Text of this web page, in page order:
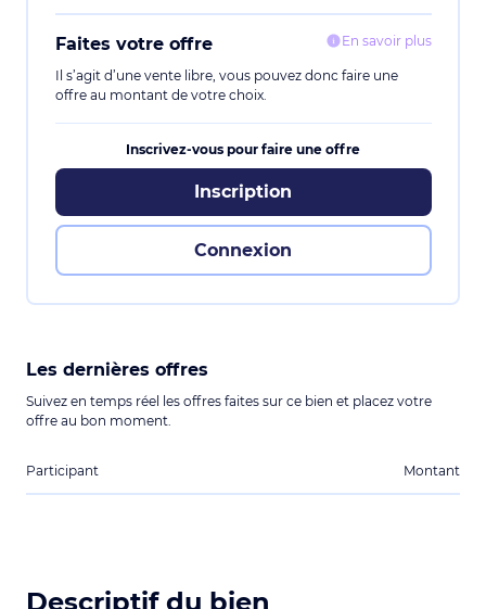
Faites votre offre En savoir plus
Il s’agit d’une vente libre, vous pouvez donc faire une
offre au montant de votre choix.
Inscrivez-vous pour faire une offre
Inscription
Connexion
Les dernières offres
Suivez en temps réel les offres faites sur ce bien et placez votre
offre au bon moment.
Participant Montant
Descriptif du bien